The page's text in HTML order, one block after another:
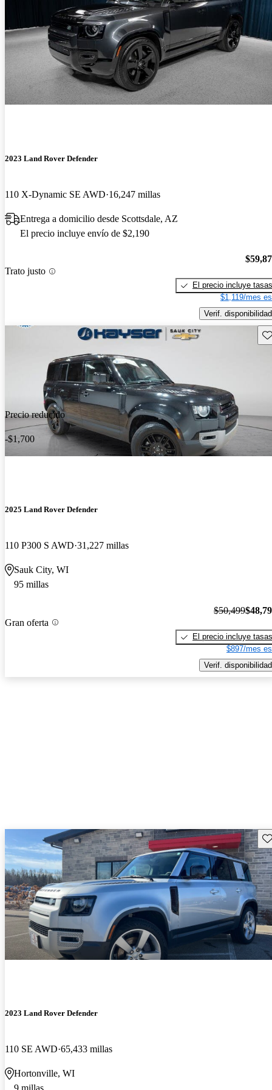
2023 Land Rover Defender
110 X-Dynamic SE AWD 16,247 millas
Entrega a domicilio desde Scottsdale, AZ
El precio incluye envío de $2,190
Trato justo
El precio incluye tasas
$1,119/mes
Verif. disponibilidad
Precio reducido
-$1,700
2025 Land Rover Defender
110 P300 S AWD 31,227 millas
Sauk City, WI
95 millas
Gran oferta
$50,499
El precio incluye tasas
$897/mes
Verif. disponibilidad
2023 Land Rover Defender
110 SE AWD 65,433 millas
Hortonville, WI